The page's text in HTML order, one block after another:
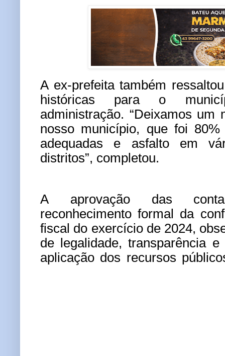
A ex-prefeita também
históricas para o
administração. “Deixamos um
nosso município, que foi
adequadas e asfalto em
distritos”, completou.
A aprovação das
reconhecimento formal da
fiscal do exercício de 2024,
de legalidade, transparência e
aplicação dos recursos